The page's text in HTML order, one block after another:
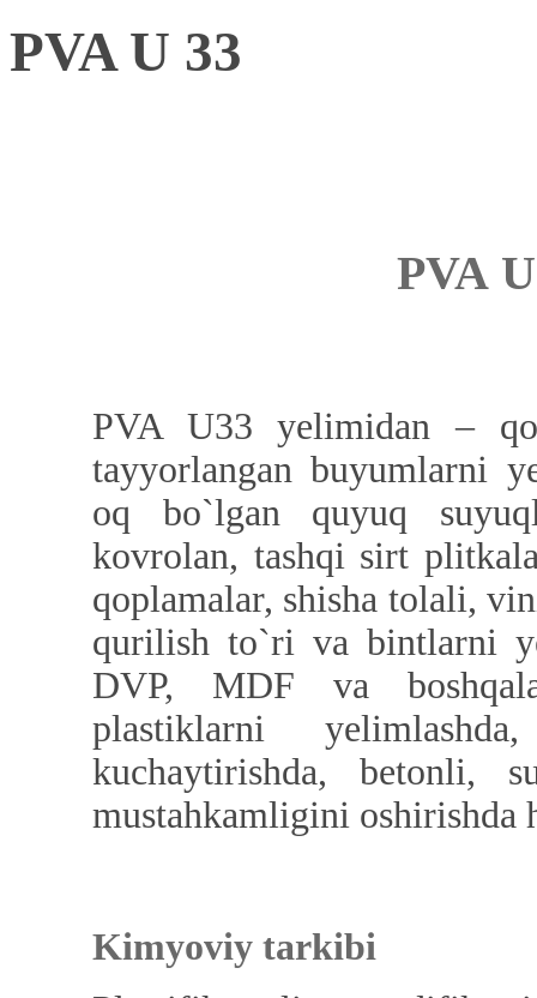
PVA U 33
PVA
PVA U33 yelimidan –
tayyorlangan buyumlarni
oq bo`lgan quyuq
kovrolan, tashqi sirt
qoplamalar, shisha tolali,
qurilish to`ri va bintlarni
DVP, MDF va
plastiklarni
kuchaytirishda, betonli,
mustahkamligini oshirishda
Kimyoviy tarkibi